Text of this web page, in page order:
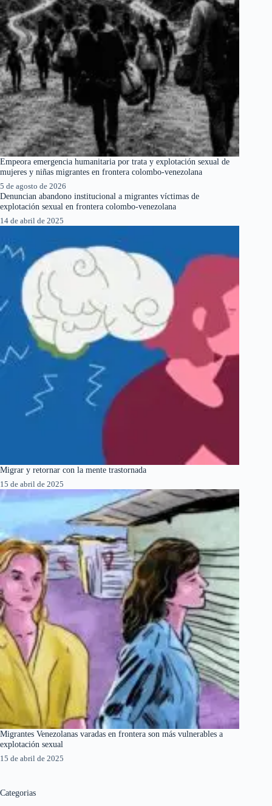
Empeora emergencia humanitaria por trata y explotación sexual de
mujeres y niñas migrantes en frontera colombo-venezolana
5 de agosto de 2026
Denuncian abandono institucional a migrantes víctimas de
explotación sexual en frontera colombo-venezolana
14 de abril de 2025
Migrar y retornar con la mente trastornada
15 de abril de 2025
Migrantes Venezolanas varadas en frontera son más vulnerables a
explotación sexual
15 de abril de 2025
Categorias